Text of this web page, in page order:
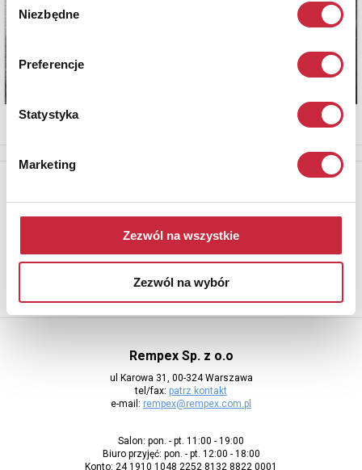
zgody
Niezbędne
Preferencje
Statystyka
Marketing
Zezwól na wszystkie
Zezwól na wybór
Rempex Sp. z o.o
ul Karowa 31, 00-324 Warszawa
tel/fax: patrz kontakt
e-mail: rempex@rempex.com.pl
Salon: pon. - pt. 11:00 - 19:00
Biuro przyjęć: pon. - pt. 12:00 - 18:00
Konto: 24 1910 1048 2252 8132 8822 0001